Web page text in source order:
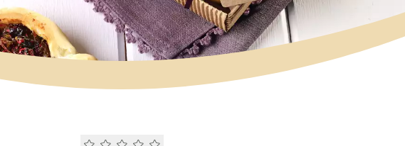
Current rating 0.0. Click to rate.